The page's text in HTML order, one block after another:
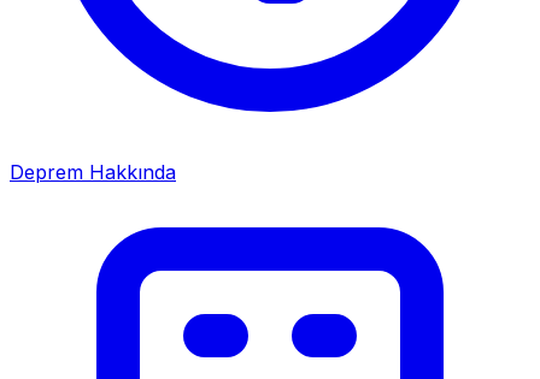
Deprem Hakkında